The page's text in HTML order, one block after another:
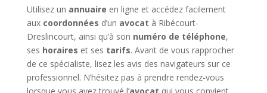
Utilisez un annuaire en ligne et accédez facilement
aux coordonnées d’un avocat à Ribécourt-
Dreslincourt, ainsi qu’à son numéro de téléphone,
ses horaires et ses tarifs. Avant de vous rapprocher
de ce spécialiste, lisez les avis des navigateurs sur ce
professionnel. N’hésitez pas à prendre rendez-vous